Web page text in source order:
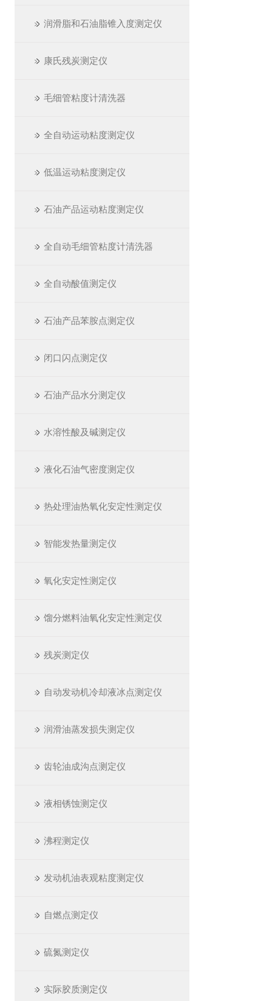
润滑脂和石油脂锥入度测定仪
康氏残炭测定仪
毛细管粘度计清洗器
全自动运动粘度测定仪
低温运动粘度测定仪
石油产品运动粘度测定仪
全自动毛细管粘度计清洗器
全自动酸值测定仪
石油产品苯胺点测定仪
闭口闪点测定仪
石油产品水分测定仪
水溶性酸及碱测定仪
液化石油气密度测定仪
热处理油热氧化安定性测定仪
智能发热量测定仪
氧化安定性测定仪
馏分燃料油氧化安定性测定仪
残炭测定仪
自动发动机冷却液冰点测定仪
润滑油蒸发损失测定仪
齿轮油成沟点测定仪
液相锈蚀测定仪
沸程测定仪
发动机油表观粘度测定仪
自燃点测定仪
硫氮测定仪
实际胶质测定仪